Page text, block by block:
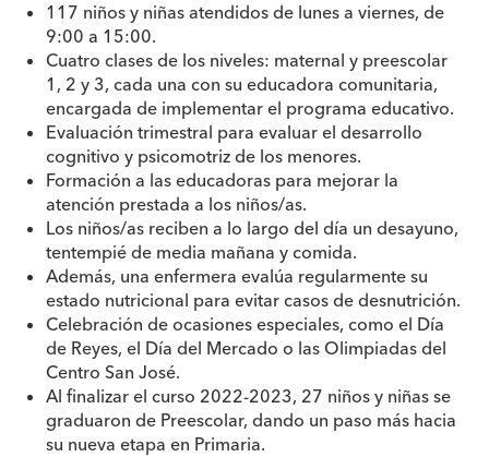
117 niños y niñas atendidos de lunes a viernes, de
9:00 a 15:00.
Cuatro clases de los niveles: maternal y preescolar
1, 2 y 3, cada una con su educadora comunitaria,
encargada de implementar el programa educativo.
Evaluación trimestral para evaluar el desarrollo
cognitivo y psicomotriz de los menores.
Formación a las educadoras para mejorar la
atención prestada a los niños/as.
Los niños/as reciben a lo largo del día un desayuno,
tentempié de media mañana y comida.
Además, una enfermera evalúa regularmente su
estado nutricional para evitar casos de desnutrición.
Celebración de ocasiones especiales, como el Día
de Reyes, el Día del Mercado o las Olimpiadas del
Centro San José.
Al finalizar el curso 2022-2023, 27 niños y niñas se
graduaron de Preescolar, dando un paso más hacia
su nueva etapa en Primaria.